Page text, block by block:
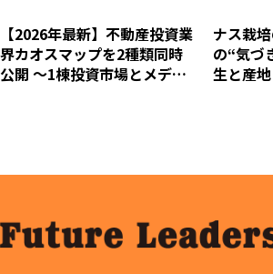
ィックAI）ブートキャンプ』
3月開催
建てが
【2026年最新】不動産投資業
界カオスマップを2種類同時
公開 ～1棟投資市場とメディ
ナス栽
の“気づ
生と産